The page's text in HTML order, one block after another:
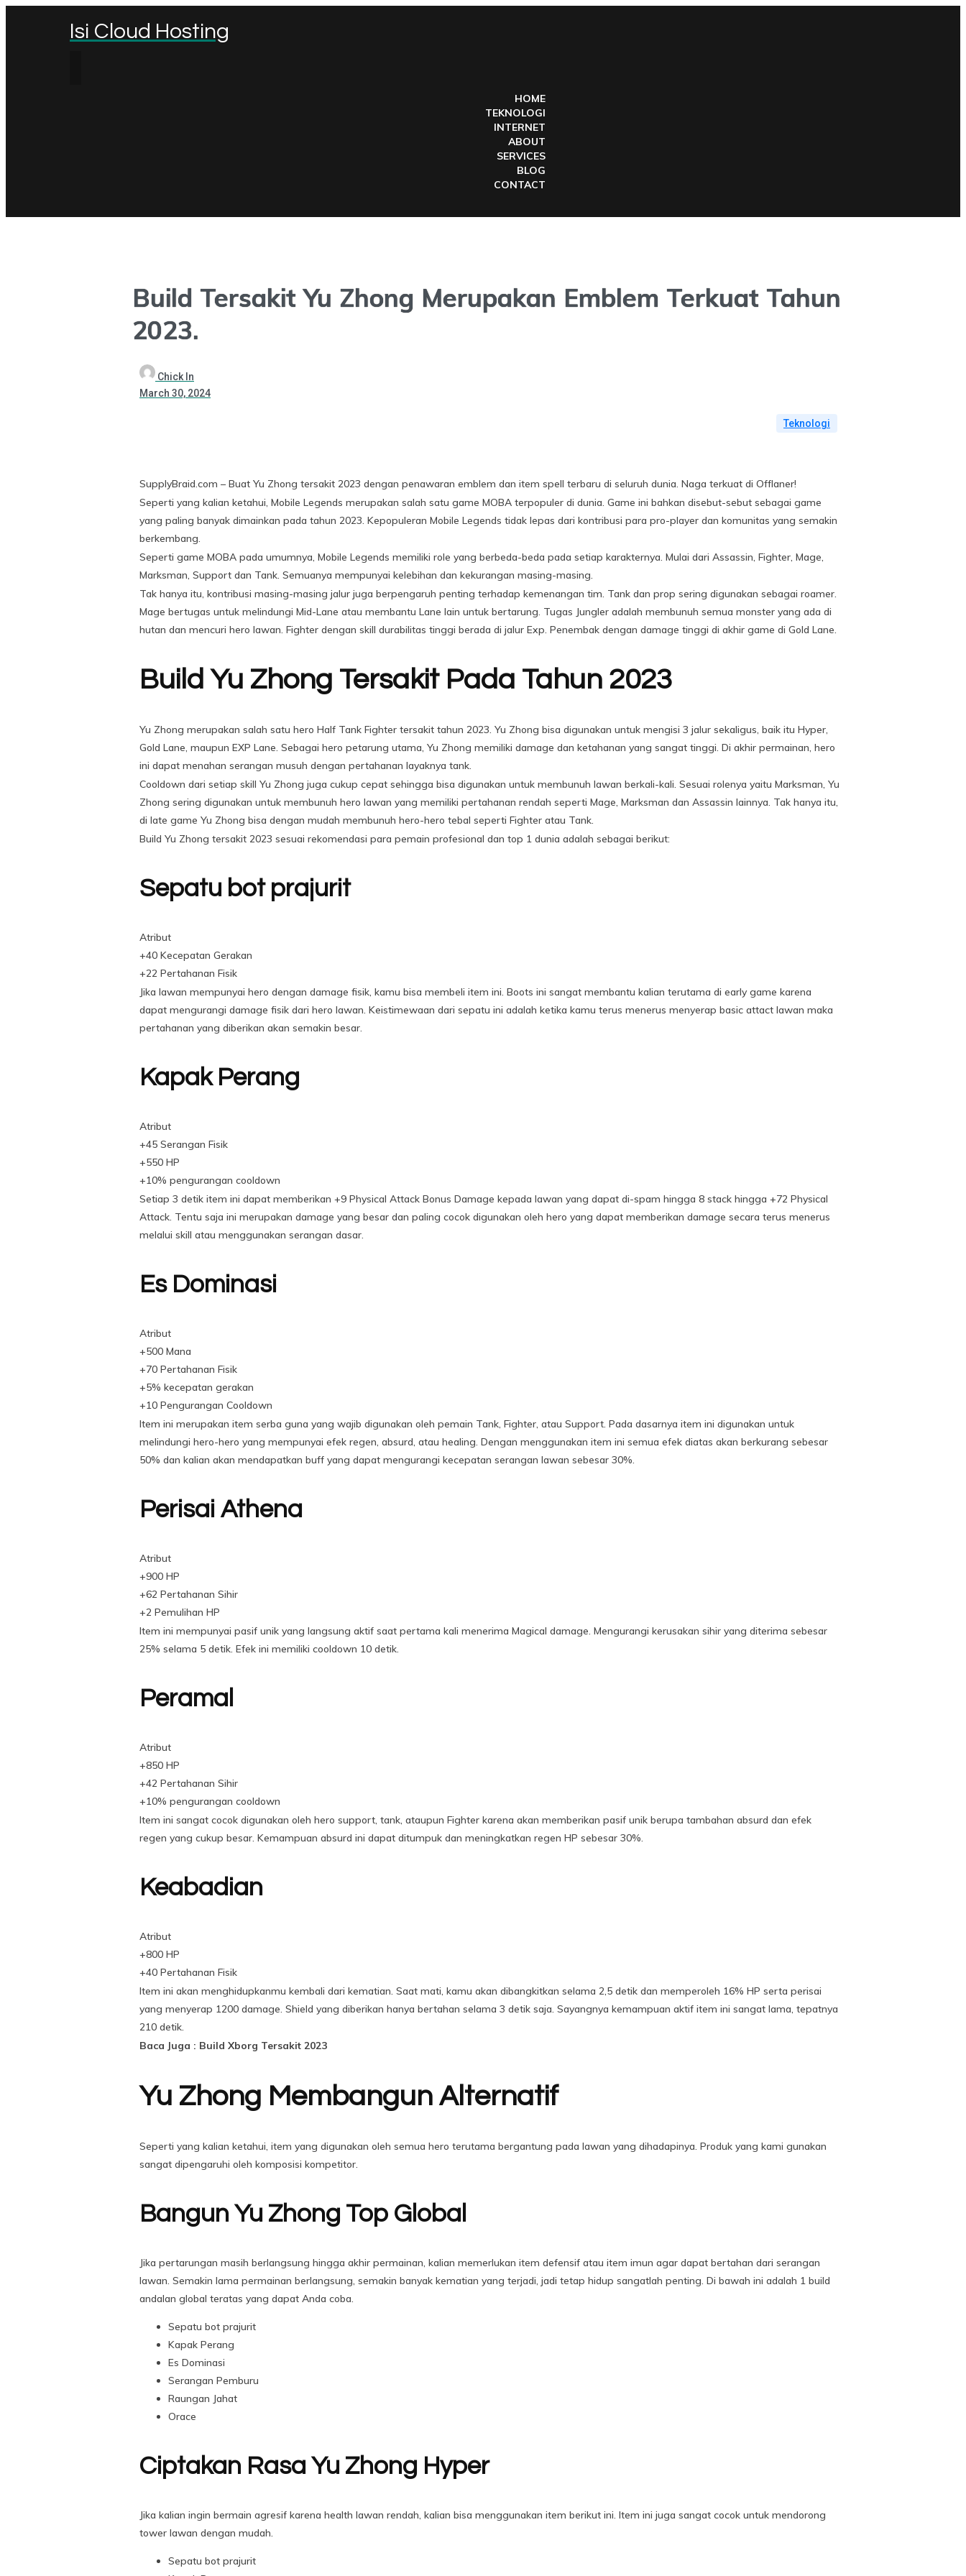
Isi Cloud Hosting
HOME
TEKNOLOGI
INTERNET
ABOUT
SERVICES
BLOG
CONTACT
Build Tersakit Yu Zhong Merupakan Emblem Terkuat Tahun
2023.
Chick In
March 30, 2024
Teknologi
SupplyBraid.com – Buat Yu Zhong tersakit 2023 dengan penawaran emblem dan item spell terbaru di seluruh dunia. Naga terkuat di Offlaner!
Seperti yang kalian ketahui, Mobile Legends merupakan salah satu game MOBA terpopuler di dunia. Game ini bahkan disebut-sebut sebagai game
yang paling banyak dimainkan pada tahun 2023. Kepopuleran Mobile Legends tidak lepas dari kontribusi para pro-player dan komunitas yang semakin
berkembang.
Seperti game MOBA pada umumnya, Mobile Legends memiliki role yang berbeda-beda pada setiap karakternya. Mulai dari Assassin, Fighter, Mage,
Marksman, Support dan Tank. Semuanya mempunyai kelebihan dan kekurangan masing-masing.
Tak hanya itu, kontribusi masing-masing jalur juga berpengaruh penting terhadap kemenangan tim. Tank dan prop sering digunakan sebagai roamer.
Mage bertugas untuk melindungi Mid-Lane atau membantu Lane lain untuk bertarung. Tugas Jungler adalah membunuh semua monster yang ada di
hutan dan mencuri hero lawan. Fighter dengan skill durabilitas tinggi berada di jalur Exp. Penembak dengan damage tinggi di akhir game di Gold Lane.
Build Yu Zhong Tersakit Pada Tahun 2023
Yu Zhong merupakan salah satu hero Half Tank Fighter tersakit tahun 2023. Yu Zhong bisa digunakan untuk mengisi 3 jalur sekaligus, baik itu Hyper,
Gold Lane, maupun EXP Lane. Sebagai hero petarung utama, Yu Zhong memiliki damage dan ketahanan yang sangat tinggi. Di akhir permainan, hero
ini dapat menahan serangan musuh dengan pertahanan layaknya tank.
Cooldown dari setiap skill Yu Zhong juga cukup cepat sehingga bisa digunakan untuk membunuh lawan berkali-kali. Sesuai rolenya yaitu Marksman, Yu
Zhong sering digunakan untuk membunuh hero lawan yang memiliki pertahanan rendah seperti Mage, Marksman dan Assassin lainnya. Tak hanya itu,
di late game Yu Zhong bisa dengan mudah membunuh hero-hero tebal seperti Fighter atau Tank.
Build Yu Zhong tersakit 2023 sesuai rekomendasi para pemain profesional dan top 1 dunia adalah sebagai berikut:
Sepatu bot prajurit
Atribut
+40 Kecepatan Gerakan
+22 Pertahanan Fisik
Jika lawan mempunyai hero dengan damage fisik, kamu bisa membeli item ini. Boots ini sangat membantu kalian terutama di early game karena
dapat mengurangi damage fisik dari hero lawan. Keistimewaan dari sepatu ini adalah ketika kamu terus menerus menyerap basic attact lawan maka
pertahanan yang diberikan akan semakin besar.
Kapak Perang
Atribut
+45 Serangan Fisik
+550 HP
+10% pengurangan cooldown
Setiap 3 detik item ini dapat memberikan +9 Physical Attack Bonus Damage kepada lawan yang dapat di-spam hingga 8 stack hingga +72 Physical
Attack. Tentu saja ini merupakan damage yang besar dan paling cocok digunakan oleh hero yang dapat memberikan damage secara terus menerus
melalui skill atau menggunakan serangan dasar.
Es Dominasi
Atribut
+500 Mana
+70 Pertahanan Fisik
+5% kecepatan gerakan
+10 Pengurangan Cooldown
Item ini merupakan item serba guna yang wajib digunakan oleh pemain Tank, Fighter, atau Support. Pada dasarnya item ini digunakan untuk
melindungi hero-hero yang mempunyai efek regen, absurd, atau healing. Dengan menggunakan item ini semua efek diatas akan berkurang sebesar
50% dan kalian akan mendapatkan buff yang dapat mengurangi kecepatan serangan lawan sebesar 30%.
Perisai Athena
Atribut
+900 HP
+62 Pertahanan Sihir
+2 Pemulihan HP
Item ini mempunyai pasif unik yang langsung aktif saat pertama kali menerima Magical damage. Mengurangi kerusakan sihir yang diterima sebesar
25% selama 5 detik. Efek ini memiliki cooldown 10 detik.
Peramal
Atribut
+850 HP
+42 Pertahanan Sihir
+10% pengurangan cooldown
Item ini sangat cocok digunakan oleh hero support, tank, ataupun Fighter karena akan memberikan pasif unik berupa tambahan absurd dan efek
regen yang cukup besar. Kemampuan absurd ini dapat ditumpuk dan meningkatkan regen HP sebesar 30%.
Keabadian
Atribut
+800 HP
+40 Pertahanan Fisik
Item ini akan menghidupkanmu kembali dari kematian. Saat mati, kamu akan dibangkitkan selama 2,5 detik dan memperoleh 16% HP serta perisai
yang menyerap 1200 damage. Shield yang diberikan hanya bertahan selama 3 detik saja. Sayangnya kemampuan aktif item ini sangat lama, tepatnya
210 detik.
Baca Juga : Build Xborg Tersakit 2023
Yu Zhong Membangun Alternatif
Seperti yang kalian ketahui, item yang digunakan oleh semua hero terutama bergantung pada lawan yang dihadapinya. Produk yang kami gunakan
sangat dipengaruhi oleh komposisi kompetitor.
Bangun Yu Zhong Top Global
Jika pertarungan masih berlangsung hingga akhir permainan, kalian memerlukan item defensif atau item imun agar dapat bertahan dari serangan
lawan. Semakin lama permainan berlangsung, semakin banyak kematian yang terjadi, jadi tetap hidup sangatlah penting. Di bawah ini adalah 1 build
andalan global teratas yang dapat Anda coba.
Sepatu bot prajurit
Kapak Perang
Es Dominasi
Serangan Pemburu
Raungan Jahat
Orace
Ciptakan Rasa Yu Zhong Hyper
Jika kalian ingin bermain agresif karena health lawan rendah, kalian bisa menggunakan item berikut ini. Item ini juga sangat cocok untuk mendorong
tower lawan dengan mudah.
Sepatu bot prajurit